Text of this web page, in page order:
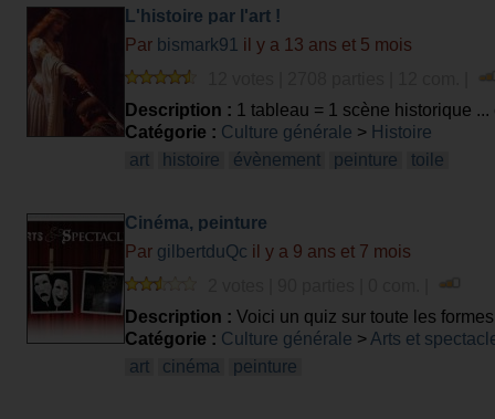
L'histoire par l'art !
Par bismark91 il y a 13 ans et 5 mois
Description : 1 tableau = 1 scène historique ...
Catégorie : Culture générale > Histoire
art
histoire évènement peinture toile
Cinéma, peinture
Par gilbertduQc il y a 9 ans et 7 mois
Description : Voici un quiz sur toute les
Catégorie : Culture générale > Arts et
art
cinéma peinture